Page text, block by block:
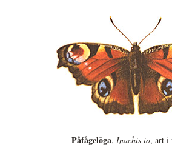
Påfågelöga, Inachis io, art i